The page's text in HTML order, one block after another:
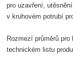
pro uzavření,
v kruhovém potrubí
Rozmezí průměrů
technickém listu